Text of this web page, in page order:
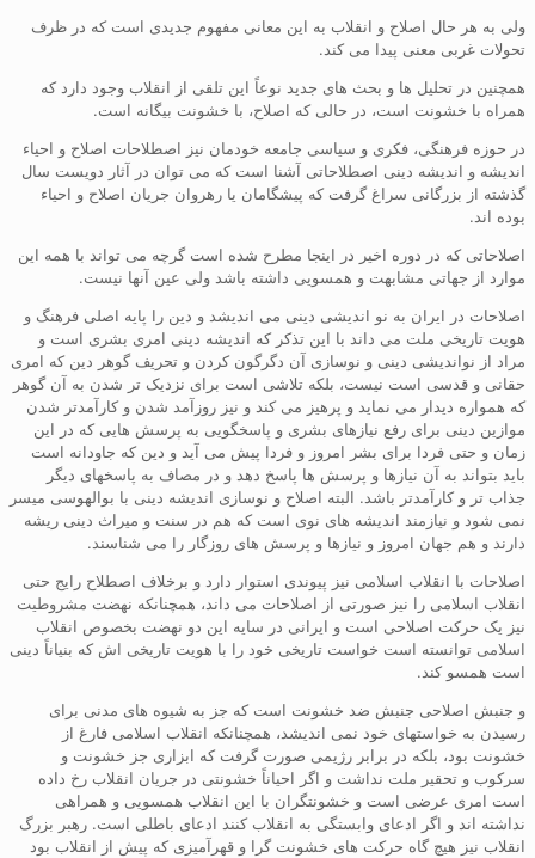
ولی به هر حال اصلاح و انقلاب به این معانی مفهوم جدیدی است که در ظرف
تحولات غربی معنی پیدا می کند.
همچنین در تحلیل ها و بحث های جدید نوعاً این تلقی از انقلاب وجود دارد که
همراه با خشونت است، در حالی که اصلاح، با خشونت بیگانه است.
در حوزه فرهنگی، فکری و سیاسی جامعه خودمان نیز اصطلاحات اصلاح و احیاء
اندیشه و اندیشه دینی اصطلاحاتی آشنا است که می توان در آثار دویست سال
گذشته از بزرگانی سراغ گرفت که پیشگامان یا رهروان جریان اصلاح و احیاء
بوده اند.
اصلاحاتی که در دوره اخیر در اینجا مطرح شده است گرچه می تواند با همه این
موارد از جهاتی مشابهت و همسویی داشته باشد ولی عین آنها نیست.
اصلاحات در ایران به نو اندیشی دینی می اندیشد و دین را پایه اصلی فرهنگ و
هویت تاریخی ملت می داند با این تذکر که اندیشه دینی امری بشری است و
مراد از نواندیشی دینی و نوسازی آن دگرگون کردن و تحریف گوهر دین که امری
حقانی و قدسی است نیست، بلکه تلاشی است برای نزدیک تر شدن به آن گوهر
که همواره دیدار می نماید و پرهیز می کند و نیز روزآمد شدن و کارآمدتر شدن
موازین دینی برای رفع نیازهای بشری و پاسخگویی به پرسش هایی که در این
زمان و حتی فردا برای بشر امروز و فردا پیش می آید و دین که جاودانه است
باید بتواند به آن نیازها و پرسش ها پاسخ دهد و در مصاف به پاسخهای دیگر
جذاب تر و کارآمدتر باشد. البته اصلاح و نوسازی اندیشه دینی با بوالهوسی میسر
نمی شود و نیازمند اندیشه های نوی است که هم در سنت و میراث دینی ریشه
دارند و هم جهان امروز و نیازها و پرسش های روزگار را می شناسند.
اصلاحات با انقلاب اسلامی نیز پیوندی استوار دارد و برخلاف اصطلاح رایج حتی
انقلاب اسلامی را نیز صورتی از اصلاحات می داند، همچنانکه نهضت مشروطیت
نیز یک حرکت اصلاحی است و ایرانی در سایه این دو نهضت بخصوص انقلاب
اسلامی توانسته است خواست تاریخی خود را با هویت تاریخی اش که بنیاناً دینی
است همسو کند.
و جنبش اصلاحی جنبش ضد خشونت است که جز به شیوه های مدنی برای
رسیدن به خواستهای خود نمی اندیشد، همچنانکه انقلاب اسلامی فارغ از
خشونت بود، بلکه در برابر رژیمی صورت گرفت که ابزاری جز خشونت و
سرکوب و تحقیر ملت نداشت و اگر احیاناً خشونتی در جریان انقلاب رخ داده
است امری عرضی است و خشونتگران با این انقلاب همسویی و همراهی
نداشته اند و اگر ادعای وابستگی به انقلاب کنند ادعای باطلی است. رهبر بزرگ
انقلاب نیز هیچ گاه حرکت های خشونت گرا و قهرآمیزی که پیش از انقلاب بود